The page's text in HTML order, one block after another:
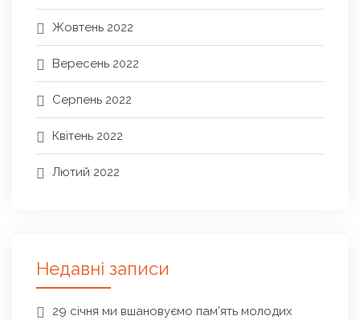
Жовтень 2022
Вересень 2022
Серпень 2022
Квітень 2022
Лютий 2022
Недавні записи
29 січня ми вшановуємо пам’ять молодих